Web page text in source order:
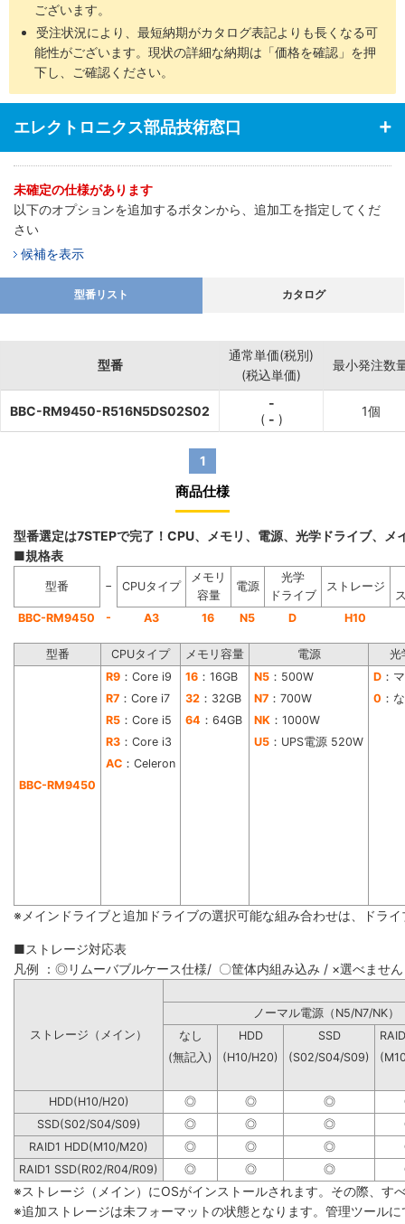
ございます。
受注状況により、最短納期がカタログ表記よりも長くなる可
能性がございます。現状の詳細な納期は「価格を確認」を押
下し、ご確認ください。
エレクトロニクス部品技術窓口
未確定の仕様があります
以下のオプションを追加するボタンから、追加工を指定してくだ
さい
候補を表示
型番リスト カタログ
型番
通常単価(税別)
(税込単価)
最小発注数
BBC-RM9450-R516N5DS02S02
-
( - )
1個
1
商品仕様
型番選定は7STEPで完了！CPU、メモリ、電源、光学ドライブ、
■規格表
型番 − CPUタイプ
メモリ
容量
電源
光学
ドライブ
ストレージ
BBC-RM9450
- A3 16 N5 D H10
型番 CPUタイプ メモリ容量 電源 光
BBC-RM9450
R9 ：Core i9 16 ：16GB N5 ：500W D ：
R7 ：Core i7 32 ：32GB N7 ：700W 0 ：
R5 ：Core i5 64 ：64GB NK ：1000W
R3 ：Core i3 U5 ：UPS電源 520W
AC ：Celeron
※メインドライブと追加ドライブの選択可能な組み合わせは、ドラ
■ストレージ対応表
凡例 ：◎リムーバブルケース仕様/ 〇筐体内組み込み / ×選べません
ノーマル電源（N5/
ストレージ（メイン）
なし HDD SSD
(無記入)
(H10/H20) (S02/S04/S09)
HDD(H10/H20) ◎ ◎ ◎
SSD(S02/S04/S09)
◎ ◎ ◎
RAID1 HDD(M10/M20)
◎ ◎ ◎
RAID1 SSD(R02/R04/R09)
◎ ◎ ◎
※ストレージ（メイン）にOSがインストールされます。その際、す
※追加ストレージは未フォーマットの状態となります。管理ツール